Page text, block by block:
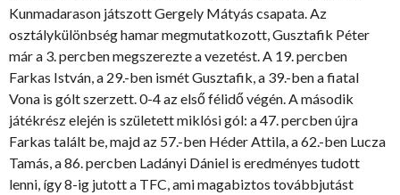
Kunmadarason játszott Gergely Mátyás csapata. Az
osztálykülönbség hamar megmutatkozott, Gusztafik Péter
már a 3. percben megszerezte a vezetést. A 19. percben
Farkas István, a 29.-ben ismét Gusztafik, a 39.-ben a fiatal
Vona is gólt szerzett. 0-4 az első félidő végén. A második
játékrész elején is született miklósi gól: a 47. percben újra
Farkas talált be, majd az 57.-ben Héder Attila, a 62.-ben Lucza
Tamás, a 86. percben Ladányi Dániel is eredményes tudott
lenni, így 8-ig jutott a TFC, ami magabiztos továbbjutást